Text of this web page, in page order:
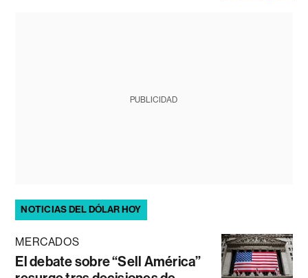
PUBLICIDAD
NOTICIAS DEL DÓLAR HOY
MERCADOS
El debate sobre “Sell América”